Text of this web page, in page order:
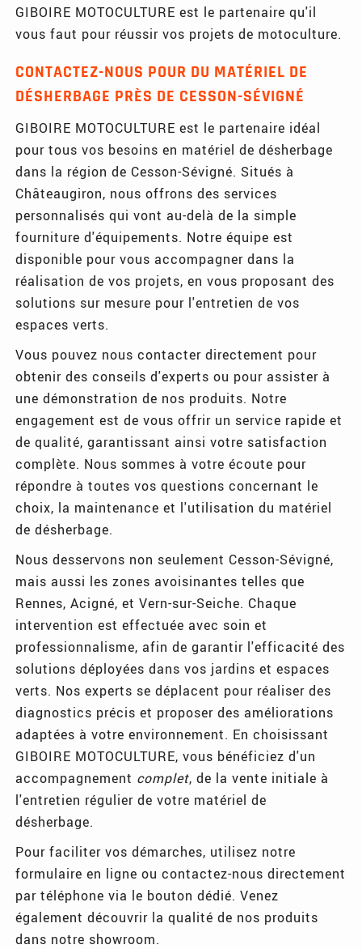
GIBOIRE MOTOCULTURE est le partenaire qu'il
vous faut pour réussir vos projets de motoculture.
CONTACTEZ-NOUS POUR DU MATÉRIEL DE
DÉSHERBAGE PRÈS DE CESSON-SÉVIGNÉ
GIBOIRE MOTOCULTURE est le partenaire idéal
pour tous vos besoins en matériel de désherbage
dans la région de Cesson-Sévigné. Situés à
Châteaugiron, nous offrons des services
personnalisés qui vont au-delà de la simple
fourniture d'équipements. Notre équipe est
disponible pour vous accompagner dans la
réalisation de vos projets, en vous proposant des
solutions sur mesure pour l'entretien de vos
espaces verts.
Vous pouvez nous contacter directement pour
obtenir des conseils d'experts ou pour assister à
une démonstration de nos produits. Notre
engagement est de vous offrir un service rapide et
de qualité, garantissant ainsi votre satisfaction
complète. Nous sommes à votre écoute pour
répondre à toutes vos questions concernant le
choix, la maintenance et l'utilisation du matériel
de désherbage.
Nous desservons non seulement Cesson-Sévigné,
mais aussi les zones avoisinantes telles que
Rennes, Acigné, et Vern-sur-Seiche. Chaque
intervention est effectuée avec soin et
professionnalisme, afin de garantir l'efficacité des
solutions déployées dans vos jardins et espaces
verts. Nos experts se déplacent pour réaliser des
diagnostics précis et proposer des améliorations
adaptées à votre environnement. En choisissant
GIBOIRE MOTOCULTURE, vous bénéficiez d'un
accompagnement complet, de la vente initiale à
l'entretien régulier de votre matériel de
désherbage.
Pour faciliter vos démarches, utilisez notre
formulaire en ligne ou contactez-nous directement
par téléphone via le bouton dédié. Venez
également découvrir la qualité de nos produits
dans notre showroom.